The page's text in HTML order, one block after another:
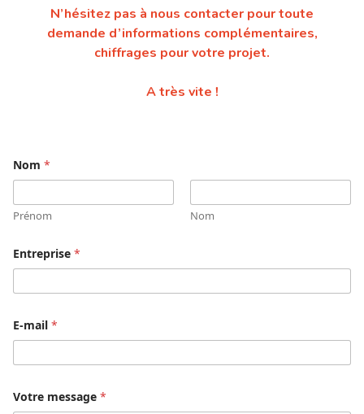
N’hésitez pas à nous contacter pour toute
demande d’informations complémentaires,
chiffrages pour votre projet.
A très vite !
Nom *
Prénom Nom
Entreprise *
-
m
i
*
E
E-mail *
Votre message *